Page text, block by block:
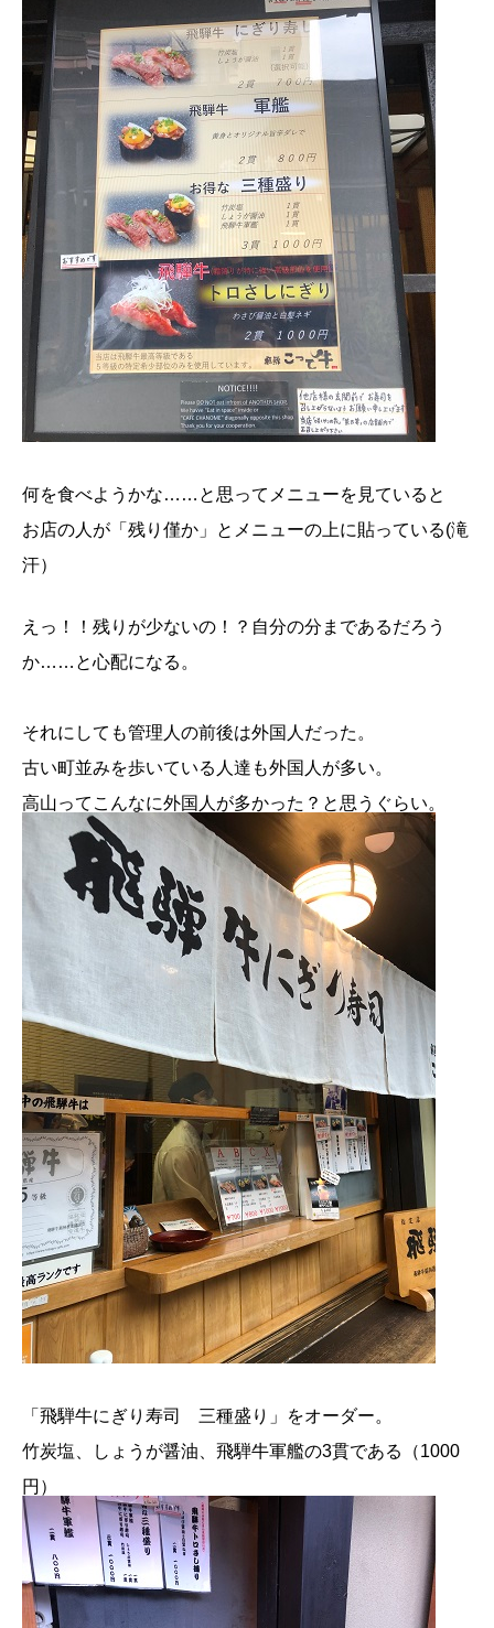
何を食べようかな……と思ってメニューを見ていると
お店の人が「残り僅か」とメニューの上に貼っている(滝
汗）
えっ！！残りが少ないの！？自分の分まであるだろう
か……と心配になる。
それにしても管理人の前後は外国人だった。
古い町並みを歩いている人達も外国人が多い。
高山ってこんなに外国人が多かった？と思うぐらい。
「飛騨牛にぎり寿司 三種盛り」をオーダー。
竹炭塩、しょうが醤油、飛騨牛軍艦の3貫である（1000
円）